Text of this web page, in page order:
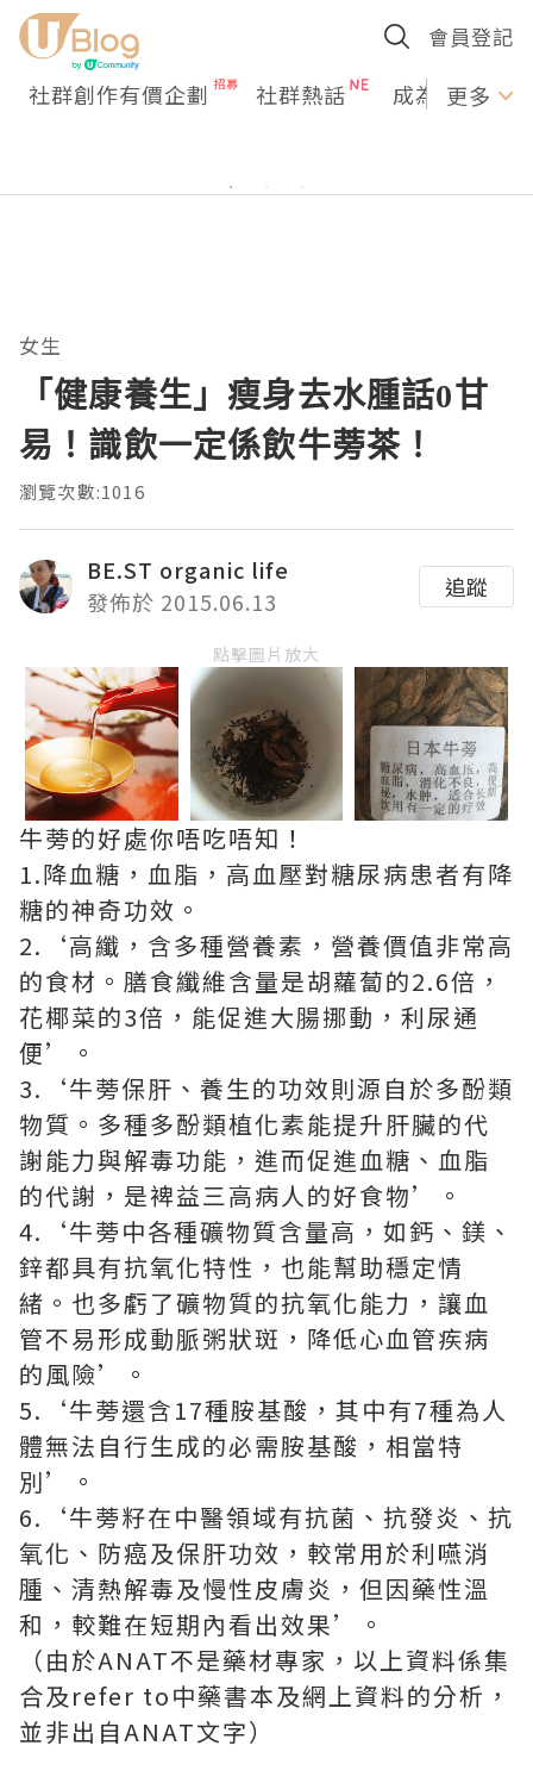
會員登記
社群創作有價企劃 社群熱話 成為U更多
女生
「健康養生」瘦身去水腫話0甘
易！識飲一定係飲牛蒡茶！
瀏覽次數:1016
BE.ST organic life
發佈於 2015.06.13
追蹤
點擊圖片放大
牛蒡的好處你唔吃唔知！
1.降血糖，血脂，高血壓對糖尿病患者有降
糖的神奇功效。
2.‘高纖，含多種營養素，營養價值非常高
的食材。 膳食纖維含量是胡蘿蔔的2.6倍，
花椰菜的3倍，能促進大腸挪動，利尿通
便’。
3.‘牛蒡保肝、養生的功效則源自於多酚類
物質。多種多酚類植化素能提升肝臟的代
謝能力與解毒功能，進而促進血糖、血脂
的代謝，是裨益三高病人的好食物’。
4.‘牛蒡中各種礦物質含量高，如鈣、鎂、
鋅都具有抗氧化特性，也能幫助穩定情
緒。也多虧了礦物質的抗氧化能力，讓血
管不易形成動脈粥狀斑，降低心血管疾病
的風險’。
5.‘牛蒡還含17種胺基酸，其中有7種為人
體無法自行生成的必需胺基酸，相當特
別’。
6.‘牛蒡籽在中醫領域有抗菌、抗發炎、抗
氧化、防癌及保肝功效，較常用於利嚥消
腫、清熱解毒及慢性皮膚炎，但因藥性溫
和，較難在短期內看出效果’。
（由於ANAT不是藥材專家，以上資料係集
合及refer to中藥書本及網上資料的分析，
並非出自ANAT文字）